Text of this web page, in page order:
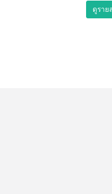
ดูราย